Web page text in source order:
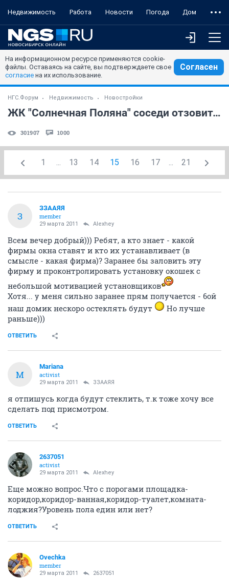
Недвижимость Работа Новости Погода Дом
На информационном ресурсе применяются cookie-
файлы. Оставаясь на сайте, вы подтверждаете свое
согласие на их использование.
Согласен
НГС.Форум Недвижимость Новостройки
ЖК "Солнечная Поляна" соседи отзовитесь
301907 1000
1 ... 13 14 15 16 17 ... 21
З
ЗЗААЯЯ
member
29 марта 2011 Alexhey
Всем вечер добрый))) Ребят, а кто знает - какой
фирмы окна ставят и кто их устанавливает (в
смысле - какая фирма)? Заранее бы заловить эту
фирму и проконтролировать установку окошек с
небольшой мотивацией установщиков
Хотя... у меня сильно заранее прям получается - 6ой
наш домик нескоро остеклять будут
Но лучше
раньше)))
ОТВЕТИТЬ
M
Mariana
activist
29 марта 2011 ЗЗААЯЯ
я отпишусь когда будут стеклить, т.к тоже хочу все
сделать под присмотром.
ОТВЕТИТЬ
2637051
activist
29 марта 2011 Alexhey
Еще можно вопрос.Что с порогами площадка-
коридор,коридор-ванная,коридор-туалет,комната-
лоджия?Уровень пола един или нет?
ОТВЕТИТЬ
Ovechka
member
29 марта 2011 2637051